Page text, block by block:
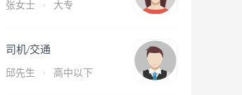
张女士 · 大专
司机/交通
邱先生 · 高中以下